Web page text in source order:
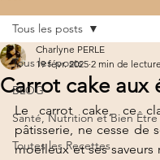
Tous les posts
BLOG
Santé, Nutrition et Bien Être
Toutes les Recettes
Tous les posts
Carrot cake aux
Charlyne PERLE
19 févr. 2025 2 min de lecture
Le carrot cake, ce
pâtisserie, ne cesse de
moelleux et ses saveurs